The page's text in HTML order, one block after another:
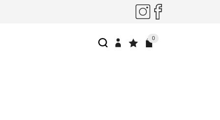
0